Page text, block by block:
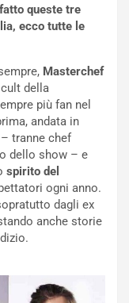
queste tre
ecco tutte le
Masterchef
della
più fan nel
andata in
tranne chef
dello show – e
spirito del
ogni anno.
dagli ex
anche storie